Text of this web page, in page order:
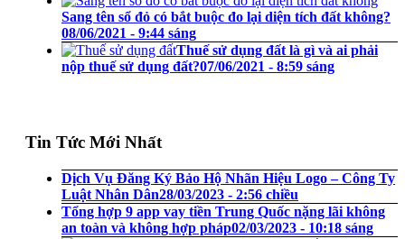
Sang tên sổ đỏ có bắt buộc đo lại diện tích đất không?
08/06/2021 - 9:44 sáng
Thuế sử dụng đất là gì và ai phải
nộp thuế sử dụng đất?07/06/2021 - 8:59 sáng
Tin Tức Mới Nhất
Dịch Vụ Đăng Ký Bảo Hộ Nhãn Hiệu Logo – Công Ty
Luật Nhân Dân28/03/2023 - 2:56 chiều
Tổng hợp 9 app vay tiền Trung Quốc nặng lãi không
an toàn và không hợp pháp02/03/2023 - 10:18 sáng